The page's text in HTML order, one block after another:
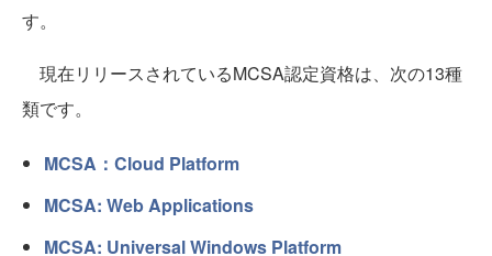
す。
現在リリースされているMCSA認定資格は、次の13種
類です。
MCSA：Cloud Platform
MCSA: Web Applications
MCSA: Universal Windows Platform